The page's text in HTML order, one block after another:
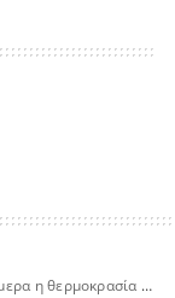
για το πώς θα εξελιχθεί ο καιρός